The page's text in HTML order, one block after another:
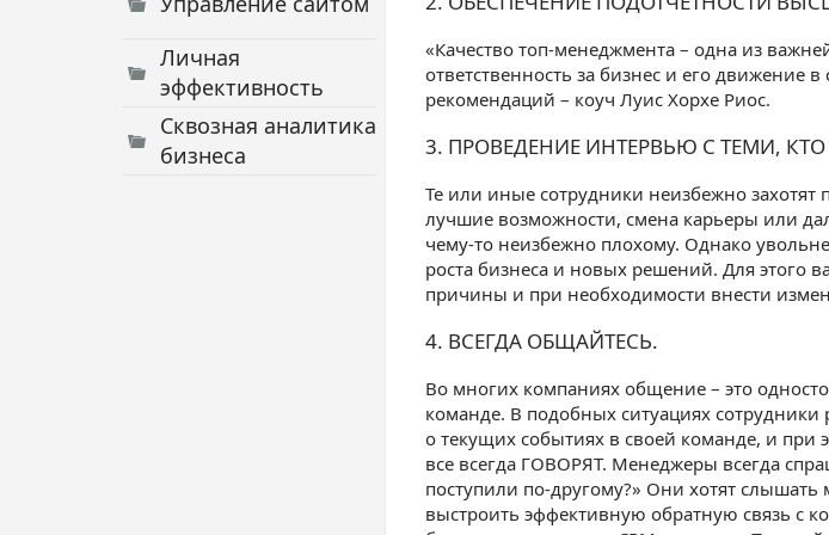
Личная
эффективность
Сквозная аналитика
бизнеса
«Качество топ-менеджмента – одна из
ответственность за бизнес и его движение
рекомендаций – коуч Луис Хорхе Риос.
3. ПРОВЕДЕНИЕ ИНТЕРВЬЮ С ТЕМИ,
Те или иные сотрудники неизбежно
лучшие возможности, смена карьеры или
чему-то неизбежно плохому. Однако
роста бизнеса и новых решений. Для этого
причины и при необходимости внести
4. ВСЕГДА ОБЩАЙТЕСЬ.
Во многих компаниях общение – это
команде. В подобных ситуациях сотрудники
о текущих событиях в своей команде, и при
все всегда ГОВОРЯТ. Менеджеры всегда
поступили по-другому?» Они хотят
выстроить эффективную обратную связь